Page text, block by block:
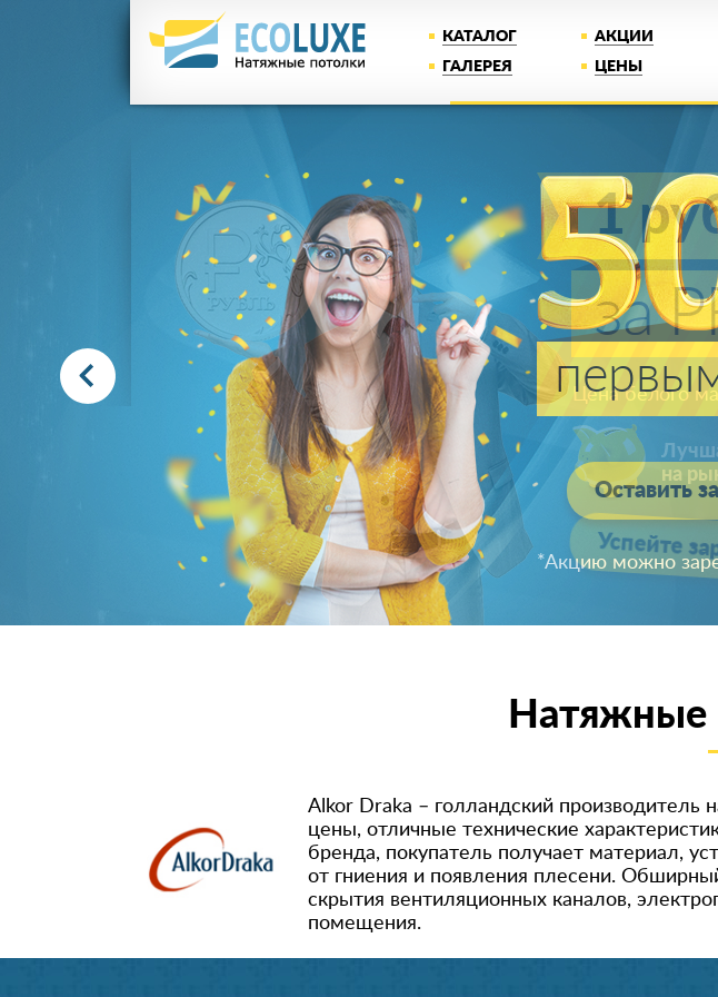
КАТАЛОГ АКЦИИ
ГАЛЕРЕЯ
ЦЕНЫ
1
за
Цена белого
на
Успейте
Натяжные
Alkor Draka – голландский производитель
цены, отличные технические
бренда, покупатель получает материал,
от гниения и появления плесени.
скрытия вентиляционных каналов,
помещения.